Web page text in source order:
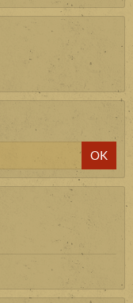
OK